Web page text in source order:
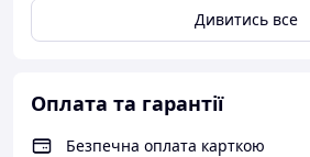
Дивитись все
Оплата та гарантії
Безпечна оплата карткою